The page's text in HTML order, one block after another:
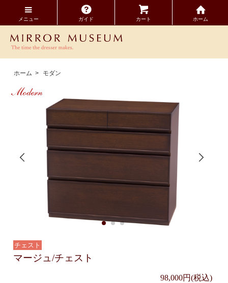
メニュー ガイド カート ホーム
ホーム > モダン
チェスト
マージュ/チェスト
98,000円(税込)